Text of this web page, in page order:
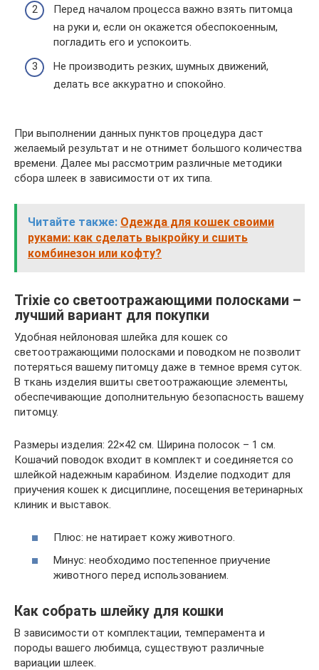
Перед началом процесса важно взять питомца
на руки и, если он окажется обеспокоенным,
погладить его и успокоить.
Не производить резких, шумных движений,
делать все аккуратно и спокойно.
При выполнении данных пунктов процедура даст
желаемый результат и не отнимет большого количества
времени. Далее мы рассмотрим различные методики
сбора шлеек в зависимости от их типа.
Читайте также: Одежда для кошек своими
руками: как сделать выкройку и сшить
комбинезон или кофту?
Trixie со светоотражающими полосками –
лучший вариант для покупки
Удобная нейлоновая шлейка для кошек со
светоотражающими полосками и поводком не позволит
потеряться вашему питомцу даже в темное время суток.
В ткань изделия вшиты светоотражающие элементы,
обеспечивающие дополнительную безопасность вашему
питомцу.
Размеры изделия: 22×42 см. Ширина полосок – 1 см.
Кошачий поводок входит в комплект и соединяется со
шлейкой надежным карабином. Изделие подходит для
приучения кошек к дисциплине, посещения ветеринарных
клиник и выставок.
Плюс: не натирает кожу животного.
Минус: необходимо постепенное приучение
животного перед использованием.
Как собрать шлейку для кошки
В зависимости от комплектации, темперамента и
породы вашего любимца, существуют различные
вариации шлеек.